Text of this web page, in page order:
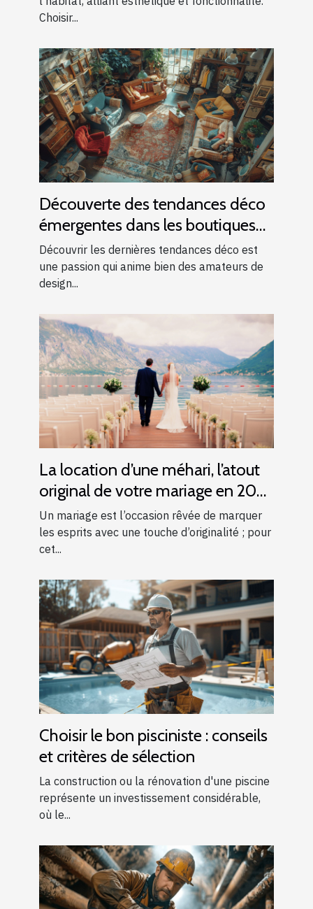
Choisir...
Découverte des tendances déco
émergentes dans les boutiques
locales
Découvrir les dernières tendances déco est
une passion qui anime bien des amateurs de
design...
La location d’une méhari, l’atout
original de votre mariage en 2025
!Un mariage est l’occasion rêvée de marquer
les esprits avec une touche d’originalité ; pour
cet...
Choisir le bon pisciniste : conseils
et critères de sélection
La construction ou la rénovation d'une piscine
représente un investissement considérable,
où le...